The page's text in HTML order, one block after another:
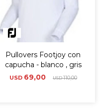
Pullovers Footjoy con
capucha - blanco , gris
USD 69,00 USD110,00